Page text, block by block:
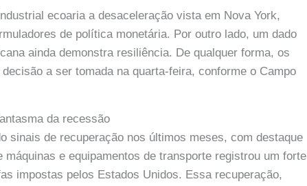
ecoaria a desaceleração vista em Nova York,
de política monetária. Por outro lado, um dado
ainda demonstra resiliência. De qualquer forma, os
a ser tomada na quarta-feira, conforme o Campo
da recessão
sinais de recuperação nos últimos meses, com destaque
máquinas e equipamentos de transporte registrou um forte
impostas pelos Estados Unidos. Essa recuperação,